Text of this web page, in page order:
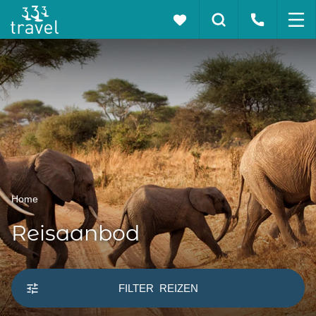
Home
Reisaanbod
FILTER REIZEN